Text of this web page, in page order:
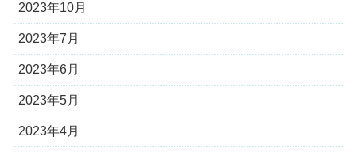
2023年10月
2023年7月
2023年6月
2023年5月
2023年4月